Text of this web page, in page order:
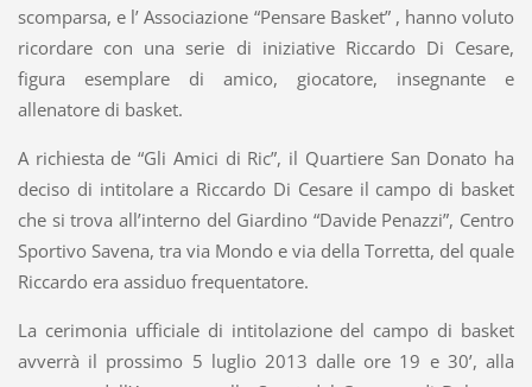
scomparsa, e l’ Associazione “Pensare Basket” , hanno voluto
ricordare con una serie di iniziative Riccardo Di Cesare,
figura esemplare di amico, giocatore, insegnante e
allenatore di basket.
A richiesta de “Gli Amici di Ric”, il Quartiere San Donato ha
deciso di intitolare a Riccardo Di Cesare il campo di basket
che si trova all’interno del Giardino “Davide Penazzi”, Centro
Sportivo Savena, tra via Mondo e via della Torretta, del quale
Riccardo era assiduo frequentatore.
La cerimonia ufficiale di intitolazione del campo di basket
avverrà il prossimo 5 luglio 2013 dalle ore 19 e 30’, alla